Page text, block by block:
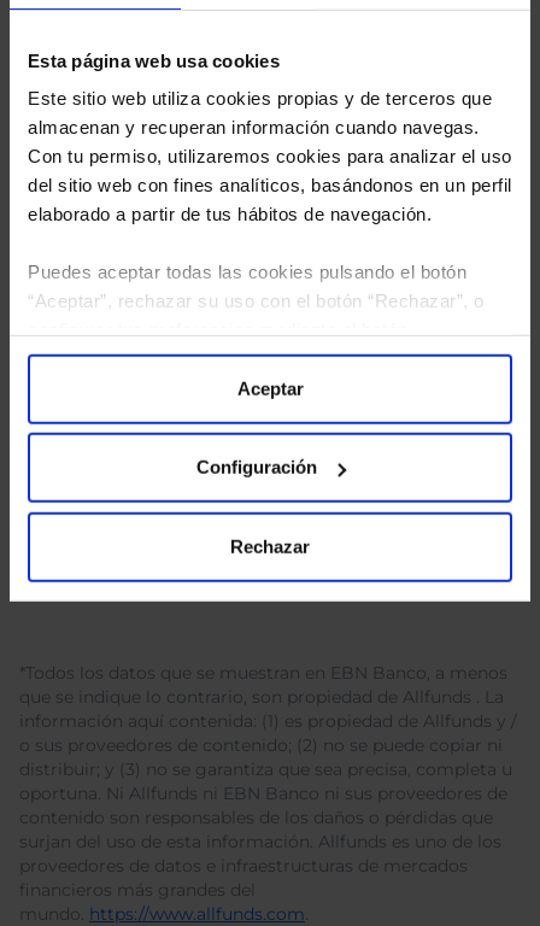
Esta página web usa cookies
Este sitio web utiliza cookies propias y de terceros que
almacenan y recuperan información cuando navegas.
Con tu permiso, utilizaremos cookies para analizar el uso
del sitio web con fines analíticos, basándonos en un perfil
elaborado a partir de tus hábitos de navegación.
Puedes aceptar todas las cookies pulsando el botón
“Aceptar”, rechazar su uso con el botón “Rechazar”, o
“Configuración”. Consulta nuestraPolítica
para más información.
Aceptar
Configuración
Rechazar
He leídola política de privacidady consiento el
tratamiento de mis datos personales.
*Todos los datos que se muestran en EBN Banco, a menos
que se indique lo contrario, son propiedad de Allfunds . La
información aquí contenida: (1) es propiedad de Allfunds y /
o sus proveedores de contenido; (2) no se puede copiar ni
distribuir; y (3) no se garantiza que sea precisa, completa u
oportuna. Ni Allfunds ni EBN Banco ni sus proveedores de
contenido son responsables de los daños o pérdidas que
surjan del uso de esta información. Allfunds es uno de los
proveedores de datos e infraestructuras de mercados
financieros más grandes del
mundo. https://www.allfunds.com.